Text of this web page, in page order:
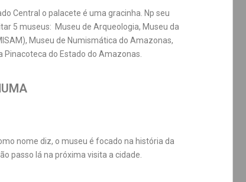
Central o palacete é uma gracinha. Np seu
5 museus: Museu de Arqueologia, Museu da
Museu de Numismática do Amazonas,
Pinacoteca do Estado do Amazonas.
nome diz, o museu é focado na história da
passo lá na próxima visita a cidade.